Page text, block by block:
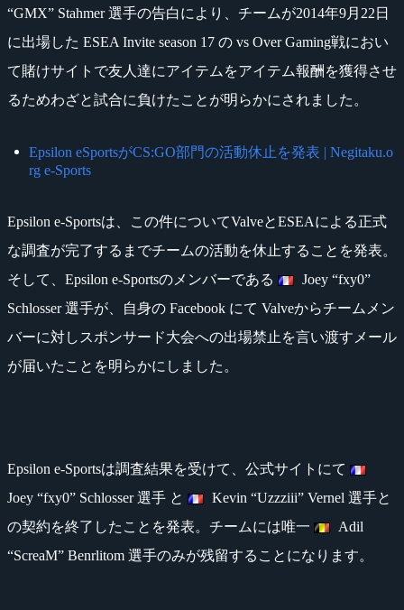
“GMX” Stahmer 選手の告白により、チームが2014年9月22日
に出場した ESEA Invite season 17 の vs Over Gaming戦におい
て賭けサイトで友人達にアイテムをアイテム報酬を獲得させ
るためわざと試合に負けたことが明らかにされました。
Epsilon eSportsがCS:GO部門の活動休止を発表 | Negitaku.o
rg e-Sports
Epsilon e-Sportsは、この件についてValveとESEAによる正式
な調査が完了するまでチームの活動を休止することを発表。
そして、Epsilon e-Sportsのメンバーである
Joey “fxy0”
Schlosser 選手が、自身の Facebook にて Valveからチームメン
バーに対しスポンサード大会への出場禁止を言い渡すメール
が届いたことを明らかにしました。
Epsilon e-Sportsは調査結果を受けて、公式サイトにて
Joey “fxy0” Schlosser 選手 と
Kevin “Uzzziii” Vernel 選手と
の契約を終了したことを発表。チームには唯一
Adil
“ScreaM” Benrlitom 選手のみが残留することになります。